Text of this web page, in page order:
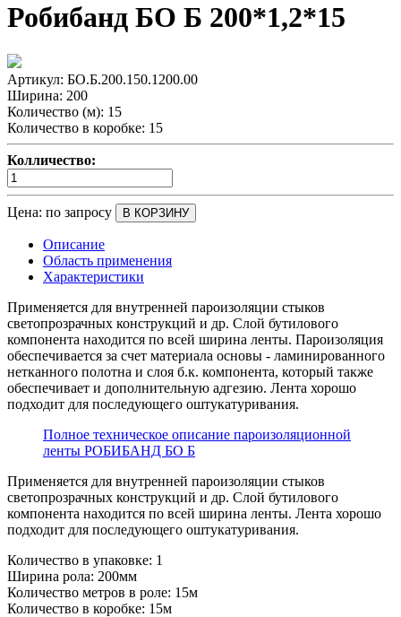
Робибанд БО Б 200*1,2*15
Артикул: БО.Б.200.150.1200.00
Ширина: 200
Количество (м): 15
Количество в коробке: 15
Колличество:
Цена: по запросу В КОРЗИНУ
Описание
Область применения
Характеристики
Применяется для внутренней пароизоляции стыков
светопрозрачных конструкций и др. Слой бутилового
компонента находится по всей ширина ленты. Пароизоляция
обеспечивается за счет материала основы - ламинированного
нетканного полотна и слоя б.к. компонента, который также
обеспечивает и дополнительную адгезию. Лента хорошо
подходит для последующего оштукатуривания.
Полное техническое описание пароизоляционной
ленты РОБИБАНД БО Б
Применяется для внутренней пароизоляции стыков
светопрозрачных конструкций и др. Слой бутилового
компонента находится по всей ширина ленты. Лента хорошо
подходит для последующего оштукатуривания.
Количество в упаковке: 1
Ширина рола: 200мм
Количество метров в роле: 15м
Количество в коробке: 15м